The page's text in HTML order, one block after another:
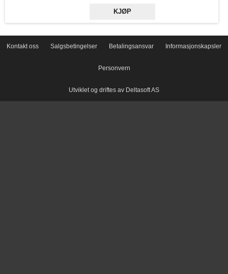
Kontakt oss Salgsbetingelser Betalingsansvar Informasjonskapsler
Personvern
Utviklet og driftes av Deltasoft AS